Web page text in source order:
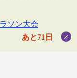
ソン大会
あと71日